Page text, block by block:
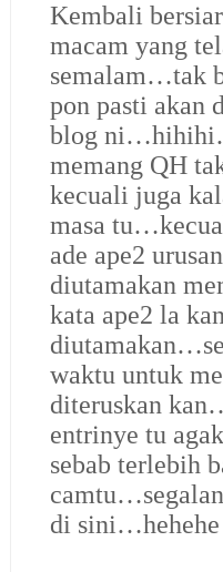
Kembali
macam yang
semalam…tak
pon pasti akan
blog
memang QH
kecuali juga
masa
ade ape2
diutamakan
kata ape2 la
waktu untuk
diteruskan
entrinye tu
sebab terlebih
di sini…hehehe